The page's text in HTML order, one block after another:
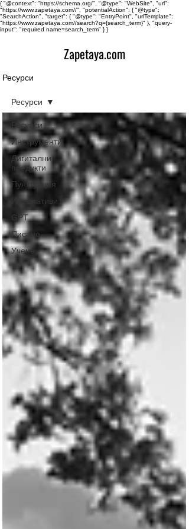
{ "@context": "https://schema.org/", "@type": "WebSite", "url":
"https://www.zapetaya.com//", "potentialAction": { "@type":
"SearchAction", "target": { "@type": "EntryPoint", "urlTemplate":
"https://www.zapetaya.com//search?q={search_term}" }, "query-
input": "required name=search_term" } }
Zapetaya.com
Ресурси
Ресурси
Инструменти
Дигитални
продукти
Пунктуация
Инициативи
GPT
Писане
Учене
Ресурси